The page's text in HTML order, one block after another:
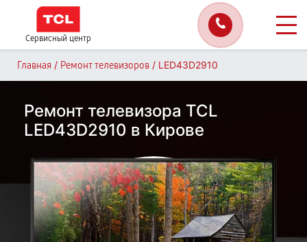
Сервисный центр
Главная / Ремонт телевизоров / LED43D2910
Ремонт телевизора TCL
LED43D2910 в Кирове